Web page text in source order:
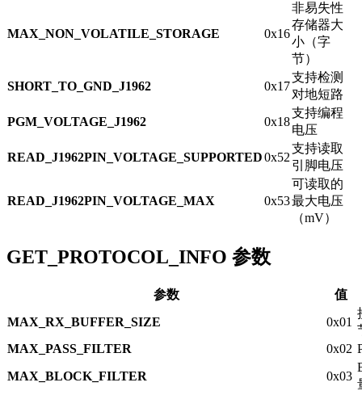
MAX_NON_VOLATILE_STORAGE 0x16
非易失性
存储器大
小（字
节）
SHORT_TO_GND_J1962
0x17
支持检测
对地短路
PGM_VOLTAGE_J1962
0x18
支持编程
电压
READ_J1962PIN_VOLTAGE_SUPPORTED0x52
支持读取
引脚电压
READ_J1962PIN_VOLTAGE_MAX 0x53
可读取的
最大电压
（mV）
GET_PROTOCOL_INFO 参数
参数
值
MAX_RX_BUFFER_SIZE
0x01
MAX_PASS_FILTER
0x02
MAX_BLOCK_FILTER
0x03